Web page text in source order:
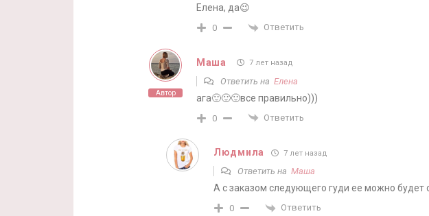
Елена, да😉
0 Ответить
Автор
Маша 7 лет назад
Ответить на Елена
ага🙂🙂🙂все правильно)))
0 Ответить
Людмила 7 лет назад
Ответить на Маша
А с заказом следующего гуди ее можно будет
0 Ответить